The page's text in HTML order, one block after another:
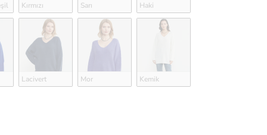
Kırmızı Sarı Haki
Lacivert Mor Kemik